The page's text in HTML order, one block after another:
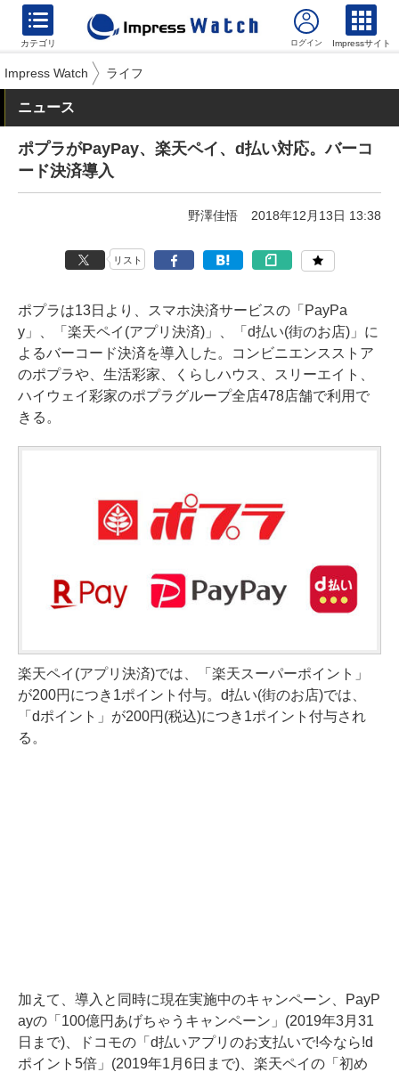
カテゴリ Impressサイト
Impress Watch ライフ
ニュース
ポプラがPayPay、楽天ペイ、d払い対応。バーコ
ード決済導入
野澤佳悟 2018年12月13日 13:38
リスト
ポプラは13日より、スマホ決済サービスの「PayPa
y」、「楽天ペイ(アプリ決済)」、「d払い(街のお店)」に
よるバーコード決済を導入した。コンビニエンスストア
のポプラや、生活彩家、くらしハウス、スリーエイト、
ハイウェイ彩家のポプラグループ全店478店舗で利用で
きる。
楽天ペイ(アプリ決済)では、「楽天スーパーポイント」
が200円につき1ポイント付与。d払い(街のお店)では、
「dポイント」が200円(税込)につき1ポイント付与され
る。
加えて、導入と同時に現在実施中のキャンペーン、PayP
ayの「100億円あげちゃうキャンペーン」(2019年3月31
日まで)、ドコモの「d払いアプリのお支払いで!今なら!d
ポイント5倍」(2019年1月6日まで)、楽天ペイの「初め